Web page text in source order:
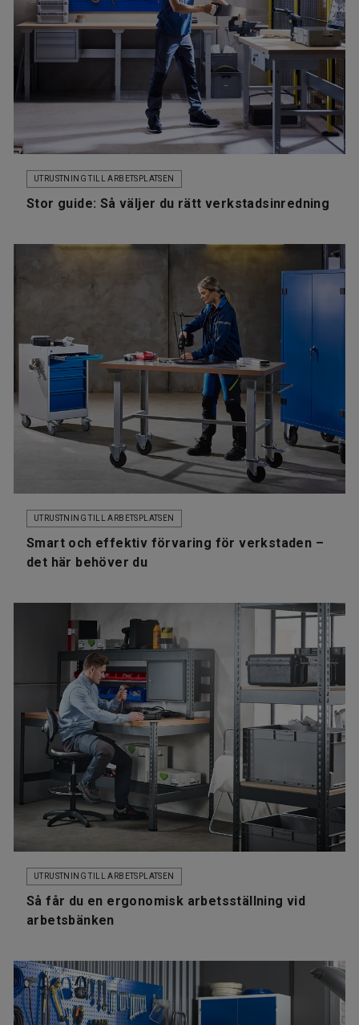
UTRUSTNING TILL ARBETSPLATSEN
Stor guide: Så väljer du rätt verkstadsinredning
UTRUSTNING TILL ARBETSPLATSEN
Smart och effektiv förvaring för verkstaden –
det här behöver du
UTRUSTNING TILL ARBETSPLATSEN
Så får du en ergonomisk arbetsställning vid
arbetsbänken